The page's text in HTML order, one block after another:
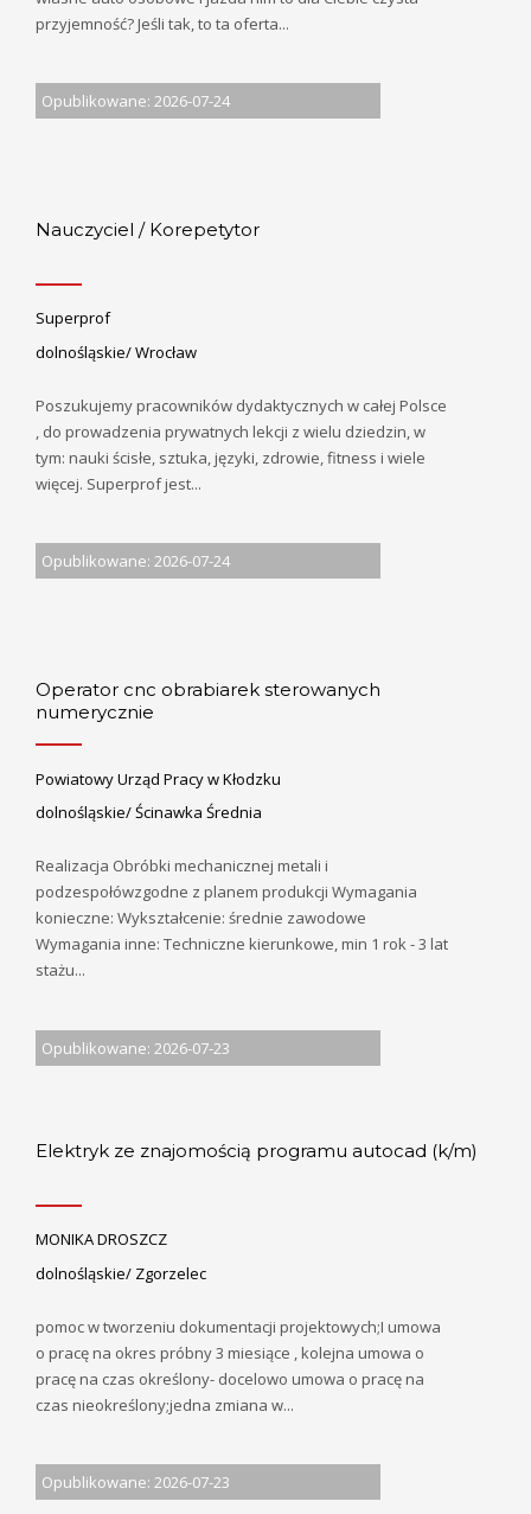
przyjemność? Jeśli tak, to ta oferta...
Opublikowane: 2026-07-24
Nauczyciel / Korepetytor
Superprof
dolnośląskie/ Wrocław
Poszukujemy pracowników dydaktycznych w całej Polsce
, do prowadzenia prywatnych lekcji z wielu dziedzin, w
tym: nauki ścisłe, sztuka, języki, zdrowie, fitness i wiele
więcej. Superprof jest...
Opublikowane: 2026-07-24
Operator cnc obrabiarek sterowanych
numerycznie
Powiatowy Urząd Pracy w Kłodzku
dolnośląskie/ Ścinawka Średnia
Realizacja Obróbki mechanicznej metali i
podzespołówzgodne z planem produkcji Wymagania
konieczne: Wykształcenie: średnie zawodowe
Wymagania inne: Techniczne kierunkowe, min 1 rok - 3 lat
stażu...
Opublikowane: 2026-07-23
Elektryk ze znajomością programu autocad (k/m)
MONIKA DROSZCZ
dolnośląskie/ Zgorzelec
pomoc w tworzeniu dokumentacji projektowych;I umowa
o pracę na okres próbny 3 miesiące , kolejna umowa o
pracę na czas określony- docelowo umowa o pracę na
czas nieokreślony;jedna zmiana w...
Opublikowane: 2026-07-23